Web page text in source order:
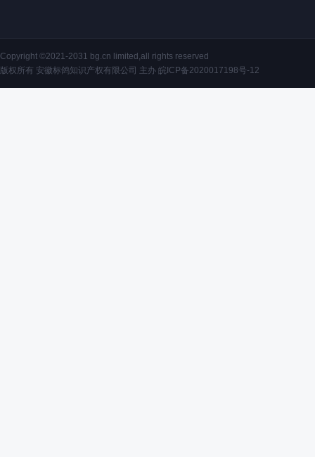
Copyright ©2021-2031 bg.cn limited,all rights reserved
版权所有 安徽标鸽知识产权有限公司 主办 皖ICP备2020017198号-12